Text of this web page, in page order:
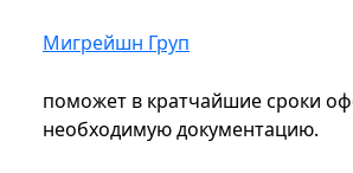
Мигрейшн Груп
поможет в кратчайшие сроки
необходимую документацию.